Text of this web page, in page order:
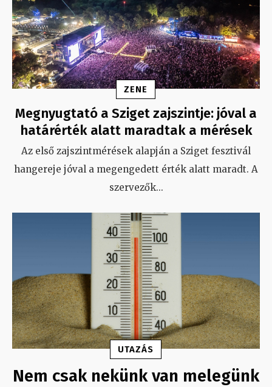
ZENE
Megnyugtató a Sziget zajszintje: jóval a
határérték alatt maradtak a mérések
Az első zajszintmérések alapján a Sziget fesztivál
hangereje jóval a megengedett érték alatt maradt. A
szervezők...
UTAZÁS
Nem csak nekünk van melegünk